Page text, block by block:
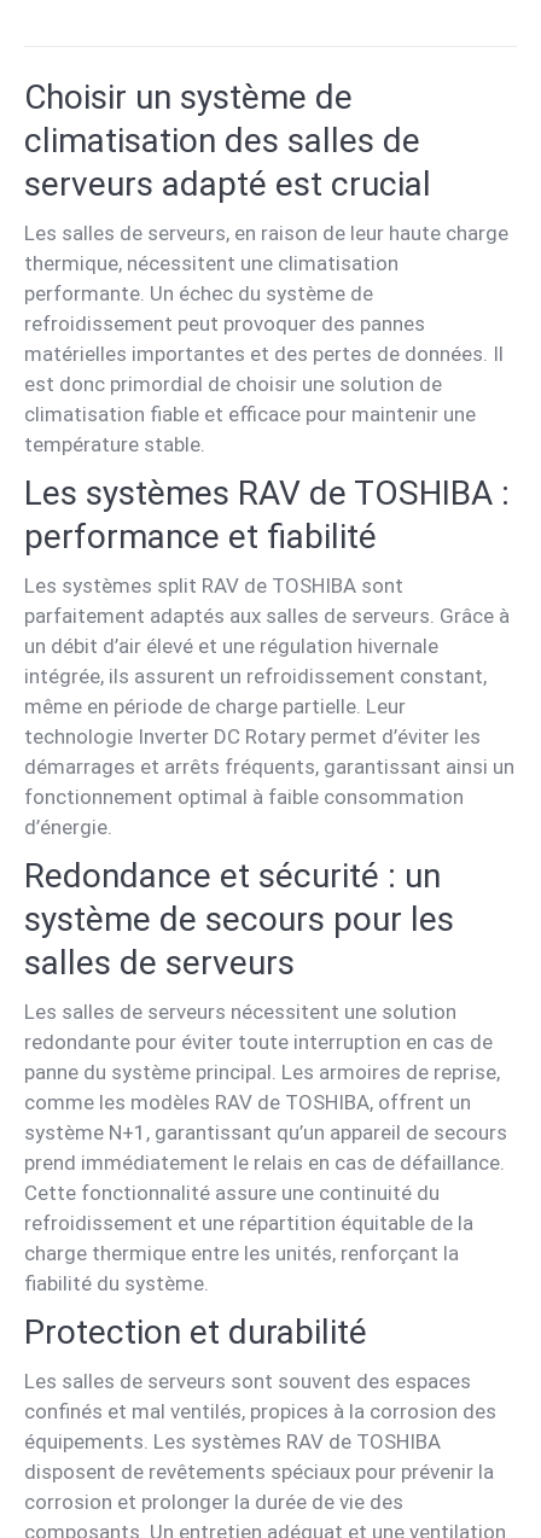
Choisir un système de
climatisation des salles de
serveurs adapté est crucial
Les salles de serveurs, en raison de leur haute charge
thermique, nécessitent une climatisation
performante. Un échec du système de
refroidissement peut provoquer des pannes
matérielles importantes et des pertes de données. Il
est donc primordial de choisir une solution de
climatisation fiable et efficace pour maintenir une
température stable.
Les systèmes RAV de TOSHIBA :
performance et fiabilité
Les systèmes split RAV de TOSHIBA sont
parfaitement adaptés aux salles de serveurs. Grâce à
un débit d’air élevé et une régulation hivernale
intégrée, ils assurent un refroidissement constant,
même en période de charge partielle. Leur
technologie Inverter DC Rotary permet d’éviter les
démarrages et arrêts fréquents, garantissant ainsi un
fonctionnement optimal à faible consommation
d’énergie.
Redondance et sécurité : un
système de secours pour les
salles de serveurs
Les salles de serveurs nécessitent une solution
redondante pour éviter toute interruption en cas de
panne du système principal. Les armoires de reprise,
comme les modèles RAV de TOSHIBA, offrent un
système N+1, garantissant qu’un appareil de secours
prend immédiatement le relais en cas de défaillance.
Cette fonctionnalité assure une continuité du
refroidissement et une répartition équitable de la
charge thermique entre les unités, renforçant la
fiabilité du système.
Protection et durabilité
Les salles de serveurs sont souvent des espaces
confinés et mal ventilés, propices à la corrosion des
équipements. Les systèmes RAV de TOSHIBA
disposent de revêtements spéciaux pour prévenir la
corrosion et prolonger la durée de vie des
composants. Un entretien adéquat et une ventilation